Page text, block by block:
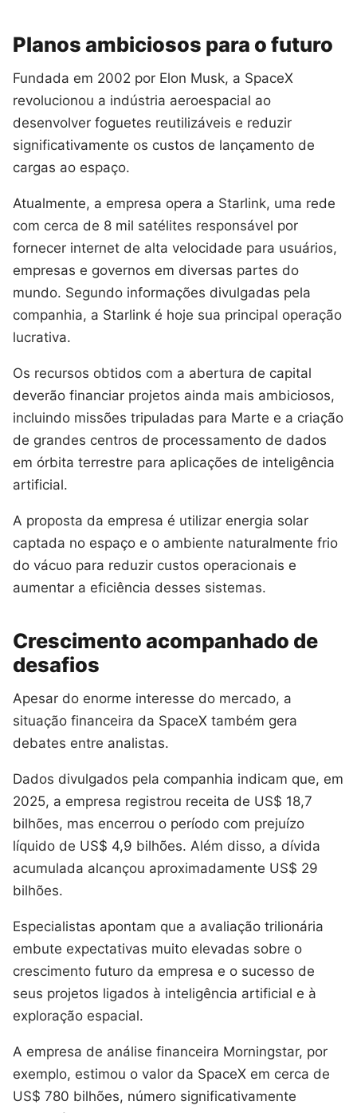
Planos ambiciosos para o futuro
Fundada em 2002 por Elon Musk, a SpaceX
revolucionou a indústria aeroespacial ao
desenvolver foguetes reutilizáveis e reduzir
significativamente os custos de lançamento de
cargas ao espaço.
Atualmente, a empresa opera a Starlink, uma rede
com cerca de 8 mil satélites responsável por
fornecer internet de alta velocidade para usuários,
empresas e governos em diversas partes do
mundo. Segundo informações divulgadas pela
companhia, a Starlink é hoje sua principal operação
lucrativa.
Os recursos obtidos com a abertura de capital
deverão financiar projetos ainda mais ambiciosos,
incluindo missões tripuladas para Marte e a criação
de grandes centros de processamento de dados
em órbita terrestre para aplicações de inteligência
artificial.
A proposta da empresa é utilizar energia solar
captada no espaço e o ambiente naturalmente frio
do vácuo para reduzir custos operacionais e
aumentar a eficiência desses sistemas.
Crescimento acompanhado de
desafios
Apesar do enorme interesse do mercado, a
situação financeira da SpaceX também gera
debates entre analistas.
Dados divulgados pela companhia indicam que, em
2025, a empresa registrou receita de US$ 18,7
bilhões, mas encerrou o período com prejuízo
líquido de US$ 4,9 bilhões. Além disso, a dívida
acumulada alcançou aproximadamente US$ 29
bilhões.
Especialistas apontam que a avaliação trilionária
embute expectativas muito elevadas sobre o
crescimento futuro da empresa e o sucesso de
seus projetos ligados à inteligência artificial e à
exploração espacial.
A empresa de análise financeira Morningstar, por
exemplo, estimou o valor da SpaceX em cerca de
US$ 780 bilhões, número significativamente